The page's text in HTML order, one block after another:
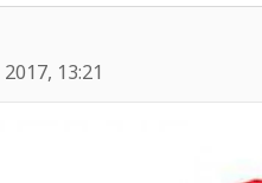
13:21